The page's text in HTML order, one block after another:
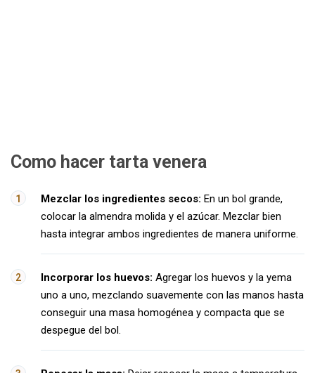
Como hacer tarta venera
Mezclar los ingredientes secos: En un bol grande,
colocar la almendra molida y el azúcar. Mezclar bien
hasta integrar ambos ingredientes de manera uniforme.
Incorporar los huevos: Agregar los huevos y la yema
uno a uno, mezclando suavemente con las manos hasta
conseguir una masa homogénea y compacta que se
despegue del bol.